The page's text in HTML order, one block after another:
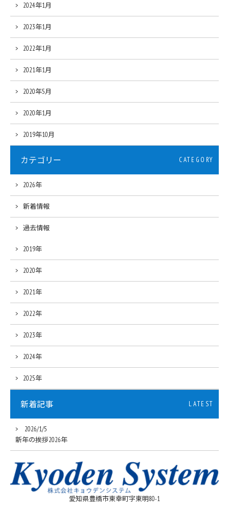
2024年1月
2023年1月
2022年1月
2021年1月
2020年5月
2020年1月
2019年10月
カテゴリー CATEGORY
2026年
新着情報
過去情報
2019年
2020年
2021年
2022年
2023年
2024年
2025年
新着記事 LATEST
2026/1/5
新年の挨拶2026年
愛知県豊橋市東幸町字東明80-1